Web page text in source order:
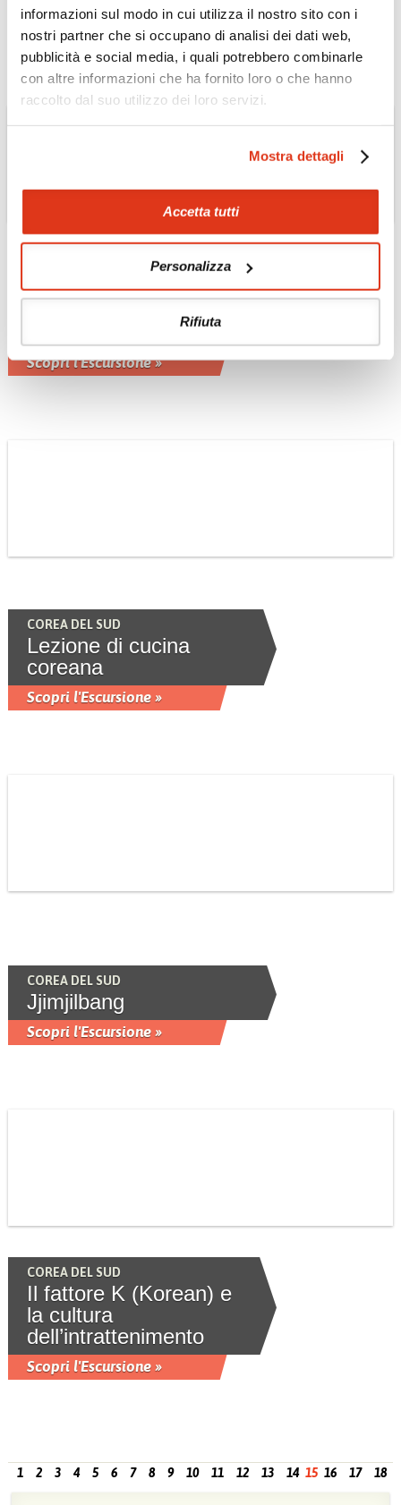
informazioni sul modo in cui utilizza il nostro sito con i
nostri partner che si occupano di analisi dei dati web,
pubblicità e social media, i quali potrebbero combinarle
con altre informazioni che ha fornito loro o che hanno
raccolto dal suo utilizzo dei loro servizi.
Mostra dettagli
Accetta tutti
Personalizza
Rifiuta
Scopri l'Hotel »
Una notte in hanok,
Scopri l'Escursione »
COREA DEL SUD
Lezione di cucina
coreana
Scopri l'Escursione »
COREA DEL SUD
Jjimjilbang
Scopri l'Escursione »
COREA DEL SUD
Il fattore K (Korean) e
la cultura
dell’intrattenimento
Scopri l'Escursione »
1 2 3 4 5 6 7 8 9 10 11 12 13 14 15 16 17 18